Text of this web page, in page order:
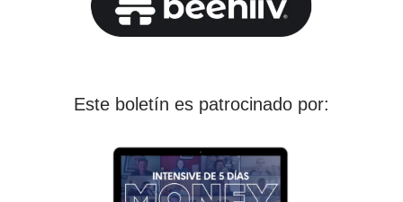
Este boletín es patrocinado por: